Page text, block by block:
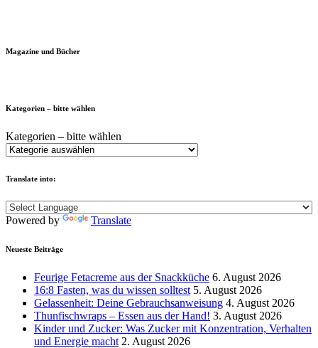
Magazine und Bücher
Kategorien – bitte wählen
Kategorien – bitte wählen
Translate into:
Powered by Translate
Neueste Beiträge
Feurige Fetacreme aus der Snackküche 6. August 2026
16:8 Fasten, was du wissen solltest 5. August 2026
Gelassenheit: Deine Gebrauchsanweisung 4. August 2026
Thunfischwraps – Essen aus der Hand! 3. August 2026
Kinder und Zucker: Was Zucker mit Konzentration, Verhalten
und Energie macht 2. August 2026